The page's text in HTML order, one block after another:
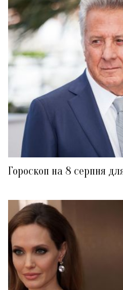
Гороскоп на 8 серпня